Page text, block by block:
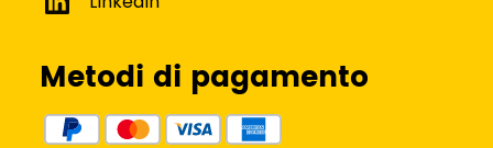
Metodi di pagamento